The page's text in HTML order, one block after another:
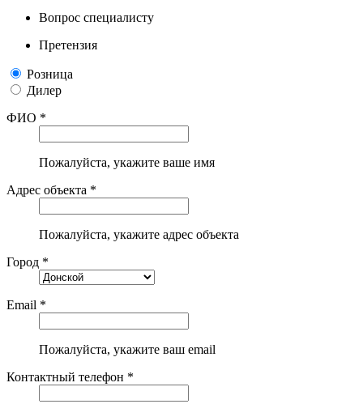
Вопрос специалисту
Претензия
Розница
Дилер
ФИО *
Пожалуйста, укажите ваше имя
Адрес объекта *
Пожалуйста, укажите адрес объекта
Город *
Email *
Пожалуйста, укажите ваш email
Контактный телефон *